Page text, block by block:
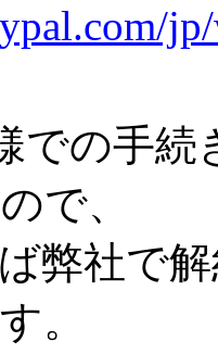
での手
で、
弊社で
。